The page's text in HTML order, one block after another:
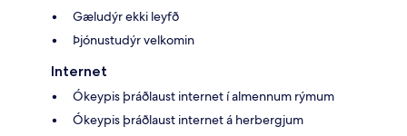
Gæludýr ekki leyfð
Þjónustudýr velkomin
Internet
Ókeypis þráðlaust internet í almennum rýmum
Ókeypis þráðlaust internet á herbergjum